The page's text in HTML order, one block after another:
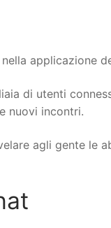
applicazione
di utenti
nuovi incontri.
agli gente